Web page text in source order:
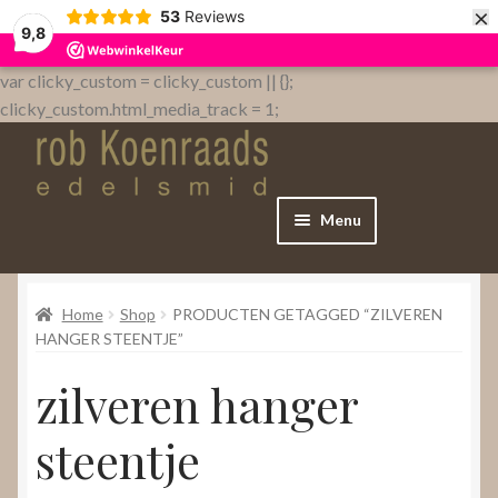
9,8
53 Reviews ×
var clicky_custom = clicky_custom || {};
clicky_custom.html_media_track = 1;
Menu
Home
WebShop
Over
Contact
Home Shop
PRODUCTEN GETAGGED “ZILVEREN
HANGER STEENTJE”
zilveren hanger
steentje